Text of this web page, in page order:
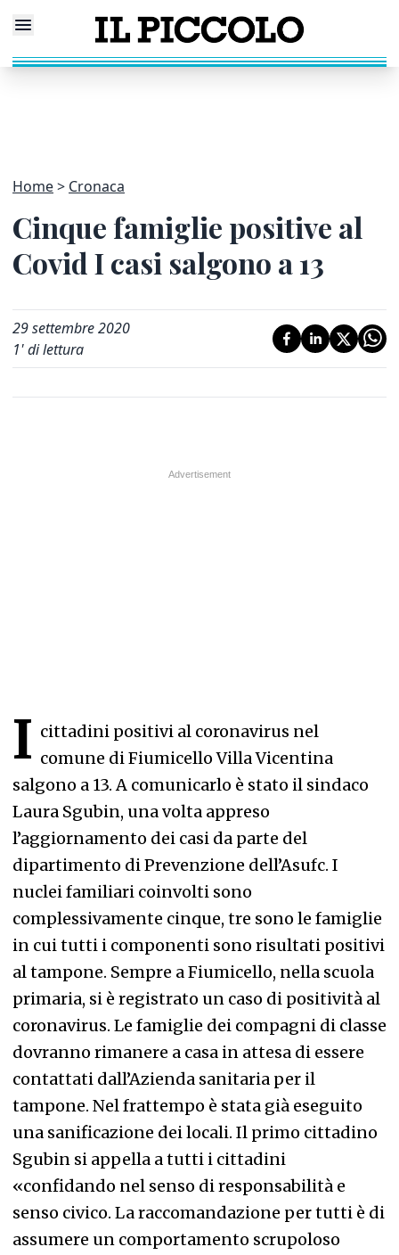
Home Cronaca
Cinque famiglie positive al
Covid I casi salgono a 13
29 settembre 2020
1' di lettura
I cittadini positivi al coronavirus nel
comune di Fiumicello Villa Vicentina
salgono a 13. A comunicarlo è stato il sindaco
Laura Sgubin, una volta appreso
l’aggiornamento dei casi da parte del
dipartimento di Prevenzione dell’Asufc. I
nuclei familiari coinvolti sono
complessivamente cinque, tre sono le famiglie
in cui tutti i componenti sono risultati positivi
al tampone. Sempre a Fiumicello, nella scuola
primaria, si è registrato un caso di positività al
coronavirus. Le famiglie dei compagni di classe
dovranno rimanere a casa in attesa di essere
contattati dall’Azienda sanitaria per il
tampone. Nel frattempo è stata già eseguito
una sanificazione dei locali. Il primo cittadino
Sgubin si appella a tutti i cittadini
«confidando nel senso di responsabilità e
senso civico. La raccomandazione per tutti è di
assumere un comportamento scrupoloso